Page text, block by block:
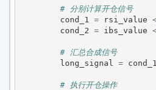
# 分别计算开仓信号
cond_1
= rsi_value
cond_2 = ibs_value
# 汇总合成信号
long_signal
= cond_1
# 执行开仓操作